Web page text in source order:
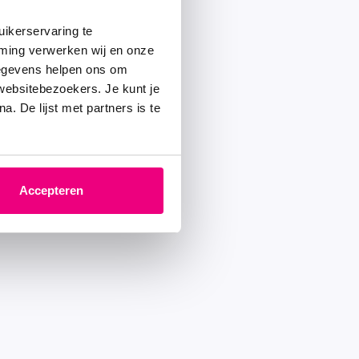
te
verwerken wij en onze
helpen ons om
Je kunt je
De lijst met partners is te
Accepteren